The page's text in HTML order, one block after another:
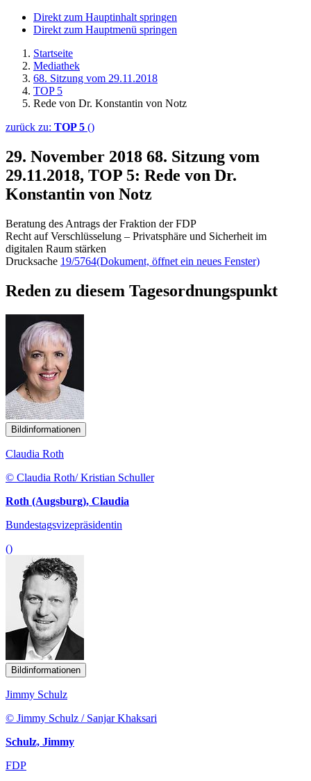
Direkt zum Hauptinhalt springen
Direkt zum Hauptmenü springen
Startseite
Mediathek
68. Sitzung vom 29.11.2018
TOP 5
Rede von Dr. Konstantin von Notz
zurück zu: TOP 5 ()
29. November 2018 68. Sitzung vom
29.11.2018, TOP 5: Rede von Dr.
Konstantin von Notz
Beratung des Antrags der Fraktion der FDP
Recht auf Verschlüsselung – Privatsphäre und Sicherheit im
digitalen Raum stärken
Drucksache 19/5764(Dokument, öffnet ein neues Fenster)
Reden zu diesem Tagesordnungspunkt
Bildinformationen
Claudia Roth
© Claudia Roth/ Kristian Schuller
Roth (Augsburg), Claudia
Bundestagsvizepräsidentin
()
Bildinformationen
Jimmy Schulz
© Jimmy Schulz / Sanjar Khaksari
Schulz, Jimmy
FDP